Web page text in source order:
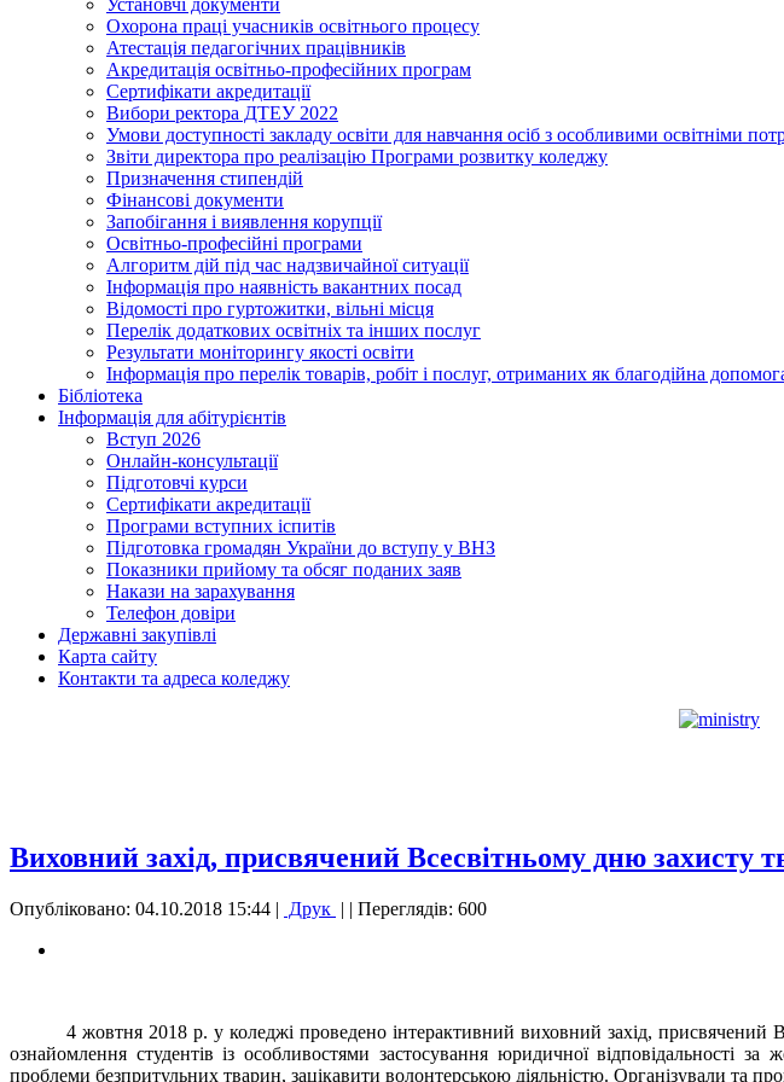
Установчі документи
Охорона праці учасників освітнього процесу
Атестація педагогічних працівників
Акредитація освітньо-професійних програм
Сертифікати акредитації
Вибори ректора ДТЕУ 2022
Умови доступності закладу освіти для навчання осіб з особливими освітніми
Звіти директора про реалізацію Програми розвитку коледжу
Призначення стипендій
Фінансові документи
Запобігання і виявлення корупції
Освітньо-професійні програми
Алгоритм дій під час надзвичайної ситуації
Інформація про наявність вакантних посад
Відомості про гуртожитки, вільні місця
Перелік додаткових освітніх та інших послуг
Результати моніторингу якості освіти
Інформація про перелік товарів, робіт і послуг, отриманих як благодійна
Бібліотека
Інформація для абітурієнтів
Вступ 2026
Онлайн-консультації
Підготовчі курси
Сертифікати акредитації
Програми вступних іспитів
Підготовка громадян України до вступу у ВНЗ
Показники прийому та обсяг поданих заяв
Накази на зарахування
Телефон довіри
Державні закупівлі
Карта сайту
Контакти та адреса коледжу
Виховний захід, присвячений Всесвітньому дню захисту
Опубліковано: 04.10.2018 15:44 | Друк | | Переглядів: 600
4 жовтня 2018 р. у коледжі проведено інтерактивний виховний захід,
ознайомлення студентів із особливостями застосування юридичної відповідальності
проблеми безпритульних тварин, зацікавити волонтерською діяльністю. Організували та